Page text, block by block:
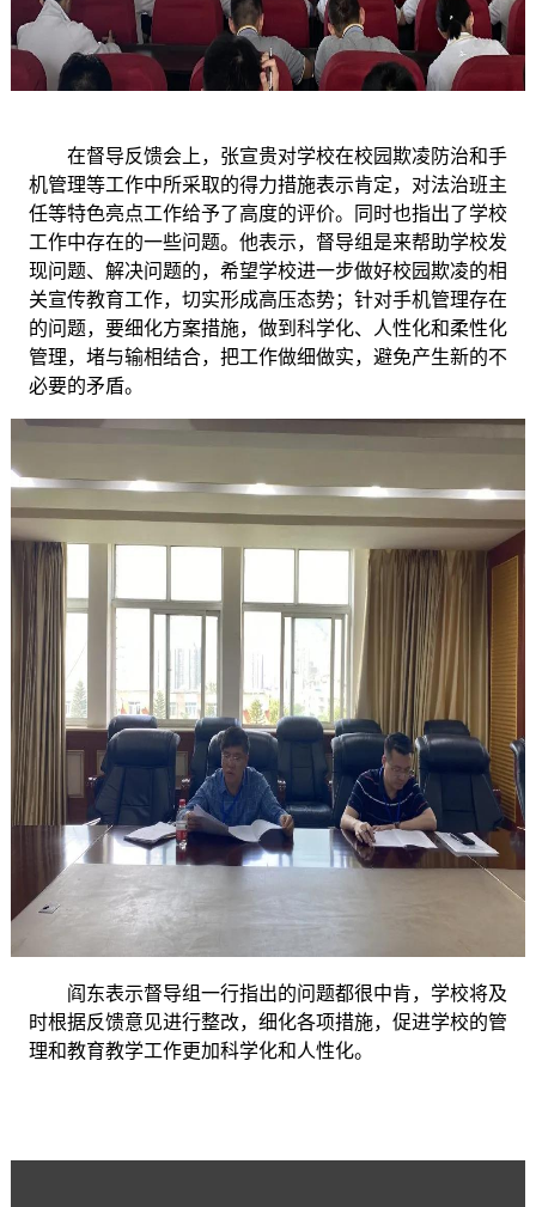
在督导反馈会上，张宣贵对学校在校园欺凌防治和手
机管理等工作中所采取的得力措施表示肯定，对法治班主
任等特色亮点工作给予了高度的评价。同时也指出了学校
工作中存在的一些问题。他表示，督导组是来帮助学校发
现问题、解决问题的，希望学校进一步做好校园欺凌的相
关宣传教育工作，切实形成高压态势；针对手机管理存在
的问题，要细化方案措施，做到科学化、人性化和柔性化
管理，堵与输相结合，把工作做细做实，避免产生新的不
必要的矛盾。
阎东表示督导组一行指出的问题都很中肯，学校将及
时根据反馈意见进行整改，细化各项措施，促进学校的管
理和教育教学工作更加科学化和人性化。